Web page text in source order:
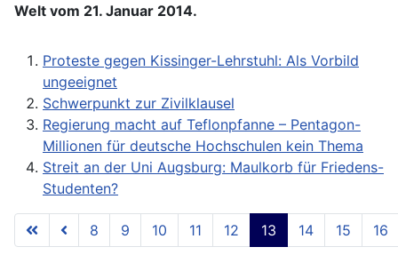
Welt vom 21. Januar 2014.
Proteste gegen Kissinger-Lehrstuhl: Als Vorbild
ungeeignet
Schwerpunkt zur Zivilklausel
Regierung macht auf Teflonpfanne – Pentagon-
Millionen für deutsche Hochschulen kein Thema
Streit an der Uni Augsburg: Maulkorb für Friedens-
Studenten?
Seite 13 von 18
8 9 10 11 12 13 14 15 16